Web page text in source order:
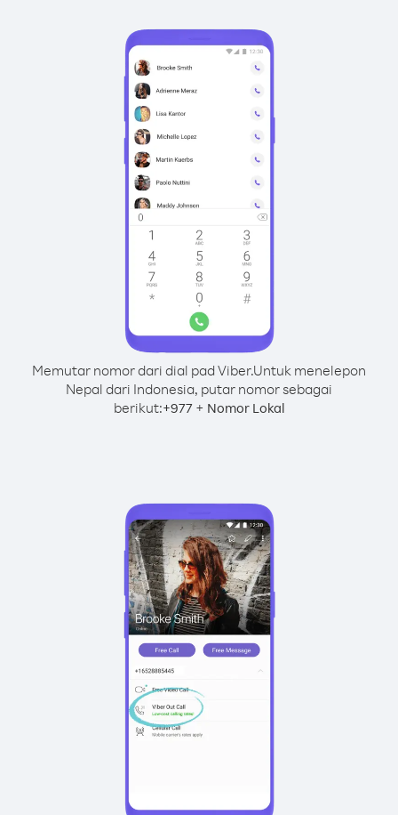
Memutar nomor dari dial pad Viber.Untuk menelepon
Nepal dari Indonesia, putar nomor sebagai
berikut:+977+ Nomor Lokal